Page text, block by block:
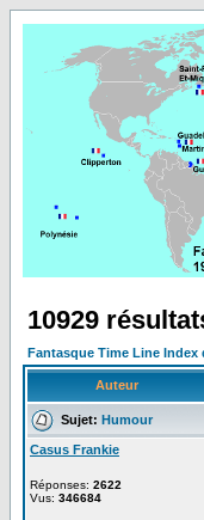
10929
Fantasque Time Line Index
Auteur
Sujet: Humour
Casus Frankie
Réponses: 2622
Vus: 346684